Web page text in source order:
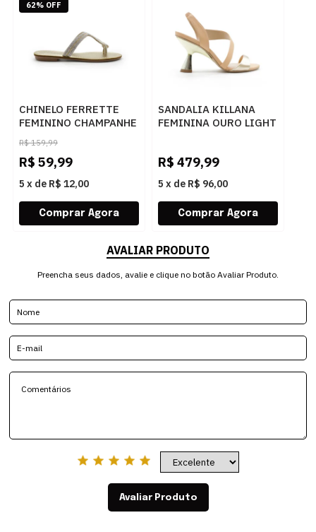
CHINELO FERRETTE
FEMININO CHAMPANHE
- 283725
R$ 159,99
R$ 59,99
5 x de R$ 12,00
62% OFF
SANDALIA KILLANA
FEMININA OURO LIGHT
R$ 479,99
5 x de R$ 96,00
AVALIAR PRODUTO
Preencha seus dados, avalie e clique no botão Avaliar Produto.
Avaliar Produto